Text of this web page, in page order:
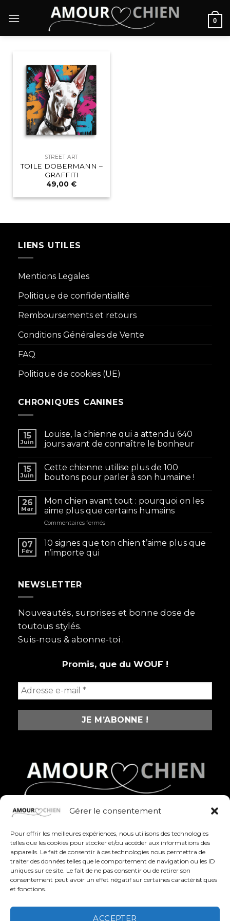
Gérer le consentement
Pour offrir les meilleures expériences, nous utilisons des technologies
telles que les cookies pour stocker et/ou accéder aux informations des
appareils. Le fait de consentir à ces technologies nous permettra de
traiter des données telles que le comportement de navigation ou les ID
uniques sur ce site. Le fait de ne pas consentir ou de retirer son
consentement peut avoir un effet négatif sur certaines caractéristiques
et fonctions.
ACCEPTER
au
0
STREET ART
TOILE DOBERMANN –
GRAFFITI
49,00 €
LIENS UTILES
Mentions Legales
Politique de confidentialité
Remboursements et retours
Conditions Générales de Vente
FAQ
Politique de cookies (UE)
CHRONIQUES CANINES
15
Juin
Louise, la chienne qui a attendu 640
jours avant de connaître le bonheur
15
Juin
Cette chienne utilise plus de 100
boutons pour parler à son humaine !
26
Mar
Mon chien avant tout : pourquoi on les
aime plus que certains humains
Commentaires ferméssur
avant
que
humains
07
Fév
10 signes que ton chien t’aime plus que
n’importe qui
NEWSLETTER
Nouveautés, surprises et bonne dose de
toutous stylés.
Suis-nous & abonne-toi .
Promis, que du WOUF !
Des produits fun, stylés et pleins d’amour pour
célébrer nos compagnons à quatre pattes au
quotidien